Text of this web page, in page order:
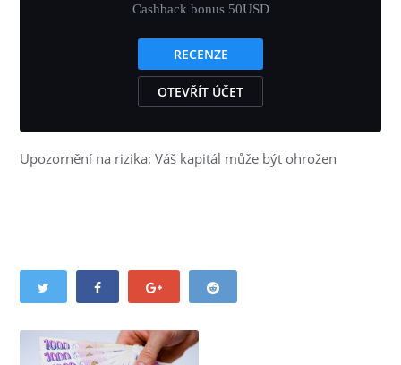
Cashback bonus 50USD
RECENZE
OTEVŘÍT ÚČET
Upozornění na rizika: Váš kapitál může být ohrožen